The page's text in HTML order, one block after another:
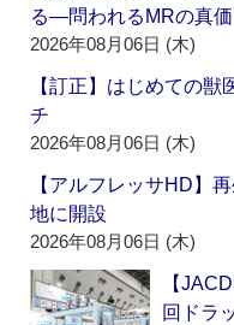
る―問われるMRの真
2026年08月06日 (木)
【訂正】はじめての
チ
2026年08月06日 (木)
【アルフレッサHD】
地に開設
2026年08月06日 (木)
【
回ドラ